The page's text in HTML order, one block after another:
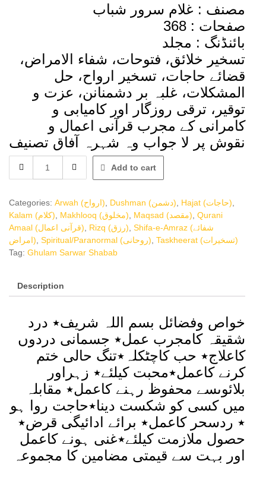
مصنف : غلام سرور شباب
صفحات : 368
بائنڈنگ : مجلد
تسخیر خلائق، فتوحات، شفاء الامراض،
قضائے حاجات، تسخیر ارواح، حل
المشکلات، غلبہ بر دشمنانن، عزت و
توقیر، ترقی روزگار اور کامیابی و
کامرانی کے مجرب قرآنی اعمال و
نقوش پر لا جواب وہ شہرہ آفاق تصنیف
القرآن)
quantity
Add to cart
Categories: Arwah (ارواح) Dushman (دشمن) Hajat (حاجات)
Kalam (کلام)
Makhlooq (مخلوق) Maqsad (مقصد) Qurani
Amaal (قرآنی اعمال)
Rizq (رزق) Shifa-e-Amraz (شفائے
امراض)
Spiritual/Paranormal (روحانی)
Taskheerat (تسخیرات)
Tag: Ghulam Sarwar Shabab
Description
خواص وفضائل بسم اللہ شریف٭ درد
شقیقہ کامجرب عمل٭ جسمانی دردوں
کاعلاج٭ حب کاچٹکلہ٭تنگ حالی ختم
کرنے کاعمل٭محبت کیلئے٭ زہراور
بلائوںسے محفوظ رہنے کاعمل٭ مقابلہ
میں کسی کو شکست دینا٭حاجت روا ہو
٭ ردسحر کاعمل٭ برائے ادائیگی قرض٭
حصول ملازمت کیلئے٭غنی ہونے کاعمل
اور بہت سے قیمتی مضامین کا مجموعہ